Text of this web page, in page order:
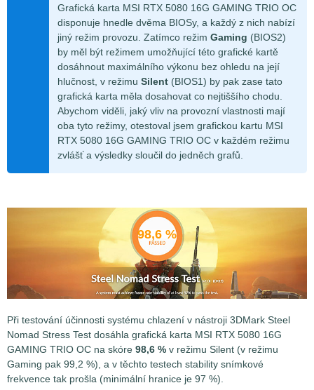
Grafická karta MSI RTX 5080 16G GAMING TRIO OC
disponuje hnedle dvěma BIOSy, a každý z nich nabízí
jiný režim provozu. Zatímco režim Gaming (BIOS2)
by měl být režimem umožňující této grafické kartě
dosáhnout maximálního výkonu bez ohledu na její
hlučnost, v režimu Silent (BIOS1) by pak zase tato
grafická karta měla dosahovat co nejtiššího chodu.
Abychom viděli, jaký vliv na provozní vlastnosti mají
oba tyto režimy, otestoval jsem grafickou kartu MSI
RTX 5080 16G GAMING TRIO OC v každém režimu
zvlášť a výsledky sloučil do jedněch grafů.
98,6 %
Při testování účinnosti systému chlazení v nástroji 3DMark Steel
Nomad Stress Test dosáhla grafická karta MSI RTX 5080 16G
GAMING TRIO OC na skóre 98,6 % v režimu Silent (v režimu
Gaming pak 99,2 %), a v těchto testech stability snímkové
frekvence tak prošla (minimální hranice je 97 %).